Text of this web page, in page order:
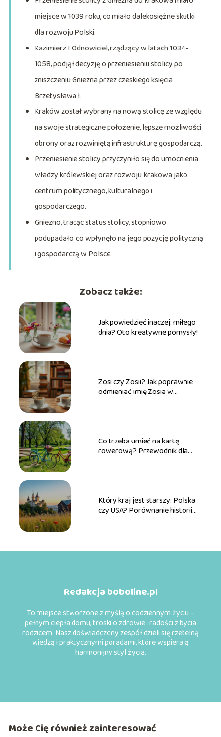
miejsce w 1039 roku, co miało dalekosiężne skutki
dla rozwoju Polski.
Kazimierz I Odnowiciel, rządzący w latach 1034-
1058, podjął decyzję o przeniesieniu stolicy po
zniszczeniu Gniezna przez czeskiego księcia
Brzetysława I.
Kraków został wybrany na nową stolicę ze względu
na swoje strategiczne położenie, lepsze możliwości
obrony oraz rozwiniętą infrastrukturę gospodarczą.
Przeniesienie stolicy przyczyniło się do umocnienia
władzy królewskiej oraz rozwoju Krakowa jako
centrum politycznego, kulturalnego i
gospodarczego.
Gniezno, tracąc status stolicy, stopniowo
podupadało, co wpłynęło na jego pozycję polityczną
i gospodarczą w Polsce.
Zobacz także:
Jak powiedzieć inaczej: miłego
dnia? Oto kreatywne pomysły!
Zosi czy Zosii? Jak poprawnie
odmieniać imię Zosia w
Co trzeba umieć na kartę
rowerową? Przewodnik dla
Który kraj jest starszy: Polska
czy USA? Porównanie historii
Redakcja boboline.pl
To miejsce stworzone z myślą o codziennym życiu –
pełnym ciepła domu, troski o zdrowie i radości z bycia
rodzicem. Nasz doświadczony zespół dzieli się rzetelną
wiedzą i praktycznymi poradami, które wspierają
harmonijny styl życia.
Może Cię również zainteresować